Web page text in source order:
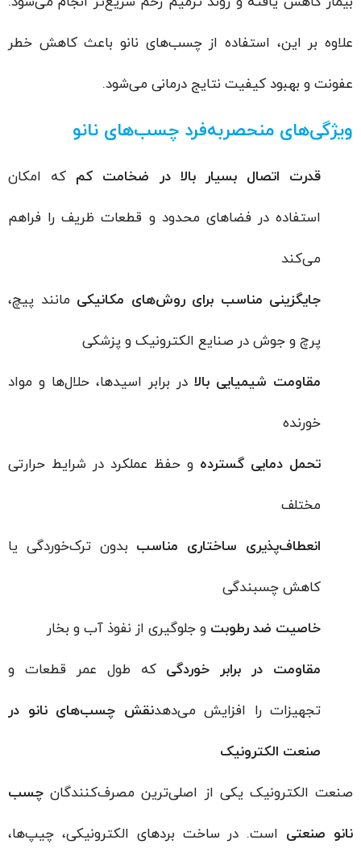
علاوه بر این، استفاده از چسب‌های نانو باعث کاهش خطر
عفونت و بهبود کیفیت نتایج درمانی می‌شود.
ویژگی‌های منحصربه‌فرد چسب‌های نانو
قدرت اتصال بسیار بالا در ضخامت کمکه امکان
استفاده در فضاهای محدود و قطعات ظریف را فراهم
می‌کند
جایگزینی مناسب برای روش‌های مکانیکیمانند پیچ،
پرچ و جوش در صنایع الکترونیک و پزشکی
مقاومت شیمیایی بالادر برابر اسیدها، حلال‌ها و مواد
خورنده
تحمل دمایی گستردهو حفظ عملکرد در شرایط حرارتی
مختلف
انعطاف‌پذیری ساختاری مناسببدون ترک‌خوردگی یا
کاهش چسبندگی
خاصیت ضد رطوبتو جلوگیری از نفوذ آب و بخار
مقاومت در برابر خوردگیکه طول عمر قطعات و
تجهیزات را افزایش می‌دهدنقش چسب‌های نانو در
صنعت الکترونیک
صنعت الکترونیک یکی از اصلی‌ترین مصرف‌کنندگان چسب
نانو صنعتیاست. در ساخت بردهای الکترونیکی، چیپ‌ها،